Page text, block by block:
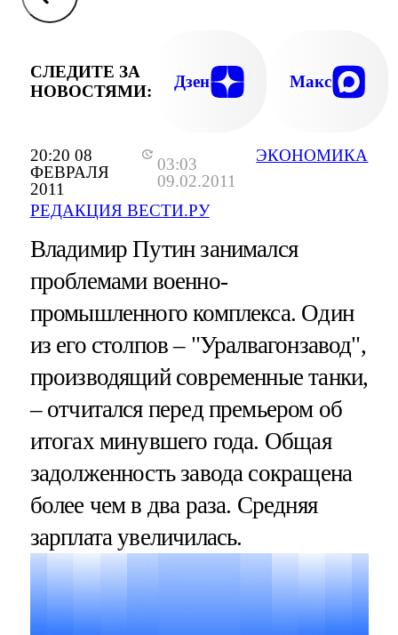
20:20 08
ФЕВРАЛЯ
2011
03:03
09.02.2011
РЕДАКЦИЯ ВЕСТИ.РУ
ЭКОНОМИКА
СЛЕДИТЕ ЗА
НОВОСТЯМИ:
Дзен Макс
Владимир Путин занимался
проблемами военно-
промышленного комплекса. Один
из его столпов – "Уралвагонзавод",
производящий современные танки,
– отчитался перед премьером об
итогах минувшего года. Общая
задолженность завода сокращена
более чем в два раза. Средняя
зарплата увеличилась.